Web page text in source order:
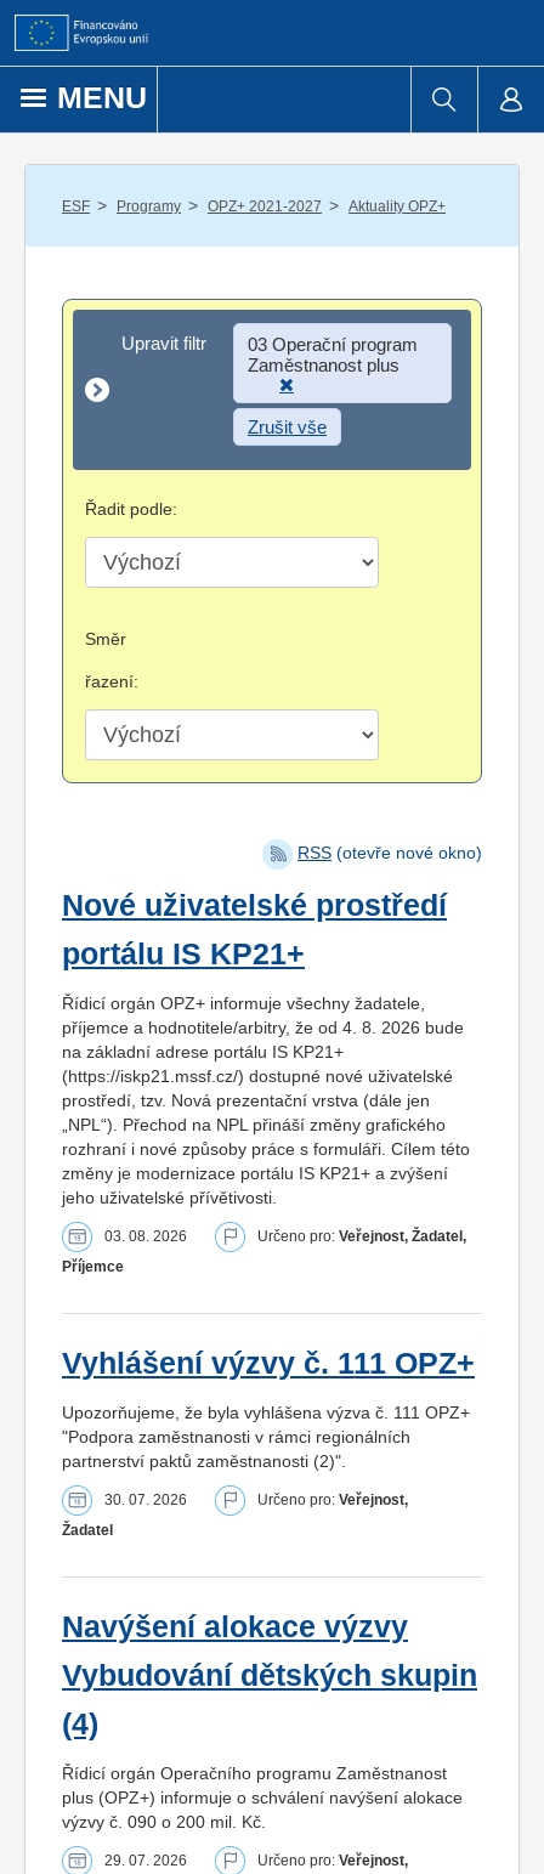
Přejít k obsahu
MENU
ESF / Programy / OPZ+ 2021-2027 / Aktuality OPZ+
Upravit filtr
Upravit filtr
03 Operační program
Zaměstnanost plus
Zrušit vše
Řadit podle:
Směr
řazení:
RSS (otevře nové okno)
Nové uživatelské prostředí
portálu IS KP21+
Řídicí orgán OPZ+ informuje všechny žadatele,
příjemce a hodnotitele/arbitry, že od 4. 8. 2026 bude
na základní adrese portálu IS KP21+
(https://iskp21.mssf.cz/) dostupné nové uživatelské
prostředí, tzv. Nová prezentační vrstva (dále jen
„NPL“). Přechod na NPL přináší změny grafického
rozhraní i nové způsoby práce s formuláři. Cílem této
změny je modernizace portálu IS KP21+ a zvýšení
jeho uživatelské přívětivosti.
03. 08. 2026 Určeno pro: Veřejnost, Žadatel,
Příjemce
Vyhlášení výzvy č. 111 OPZ+
Upozorňujeme, že byla vyhlášena výzva č. 111 OPZ+
"Podpora zaměstnanosti v rámci regionálních
partnerství paktů zaměstnanosti (2)".
30. 07. 2026 Určeno pro: Veřejnost,
Žadatel
Navýšení alokace výzvy
Vybudování dětských skupin
(4)
Řídicí orgán Operačního programu Zaměstnanost
plus (OPZ+) informuje o schválení navýšení alokace
výzvy č. 090 o 200 mil. Kč.
29. 07. 2026 Určeno pro: Veřejnost,